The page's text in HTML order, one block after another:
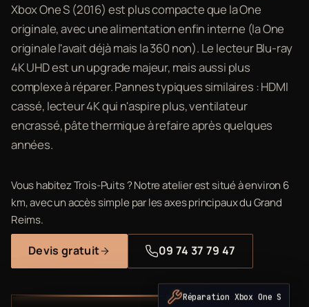
Xbox One S (2016) est plus compacte que la One
originale, avec une alimentation enfin interne (la One
originale l'avait déjà mais la 360 non). Le lecteur Blu-ray
4K UHD est un upgrade majeur, mais aussi plus
complexe à réparer. Pannes typiques similaires : HDMI
cassé, lecteur 4K qui n'aspire plus, ventilateur
encrassé, pâte thermique à refaire après quelques
années.
Vous habitez Trois-Puits ? Notre atelier est situé à environ 6
km, avec un accès simple par les axes principaux du Grand
Reims.
Devis gratuit 09 74 37 79 47
Réparation Xbox One S